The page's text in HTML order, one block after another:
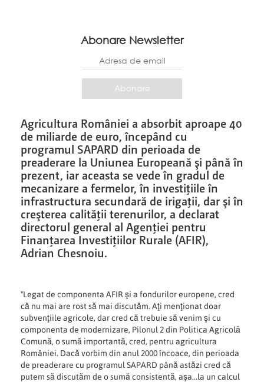
Abonare Newsletter
Agricultura României a absorbit aproape 40
de miliarde de euro, începând cu
programul SAPARD din perioada de
preaderare la Uniunea Europeană şi până în
prezent, iar aceasta se vede în gradul de
mecanizare a fermelor, în investiţiile în
infrastructura secundară de irigaţii, dar şi în
creşterea calităţii terenurilor, a declarat
directorul general al Agenţiei pentru
Finanţarea Investiţiilor Rurale (AFIR),
Adrian Chesnoiu.
"Legat de componenta AFIR şi a fondurilor europene, cred
că nu mai are rost să mai discutăm. Aţi menţionat doar
subvenţiile agricole, dar cred că trebuie să venim şi cu
componenta de modernizare, Pilonul 2 din Politica Agricolă
Comună, o sumă importantă, cred, pentru agricultura
României. Dacă vorbim din anul 2000 încoace, din perioada
de preaderare cu programul SAPARD până astăzi cred că
putem să discutăm de o sumă consistentă, aşa...la un calcul